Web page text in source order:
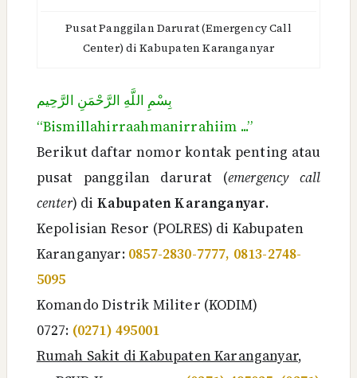
Pusat Panggilan Darurat (Emergency Call
Center) di Kabupaten Karanganyar
بِسْمِ اللَّهِ الرَّحْمَنِ الرَّحِيم
“Bismillahirraahmanirrahiim ...”
Berikut daftar nomor kontak penting atau
pusat panggilan darurat (emergency call
center) di Kabupaten Karanganyar.
Kepolisian Resor (POLRES) di Kabupaten
Karanganyar: 0857-2830-7777, 0813-2748-
5095
Komando Distrik Militer (KODIM)
0727: (0271) 495001
Rumah Sakit di Kabupaten Karanganyar,